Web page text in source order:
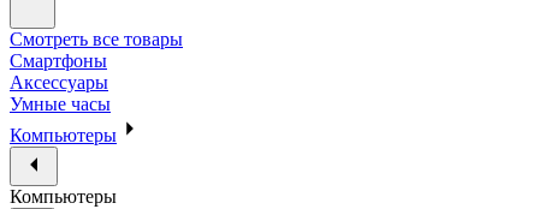
Смотреть все товары
Смартфоны
Аксессуары
Умные часы
Компьютеры
Компьютеры